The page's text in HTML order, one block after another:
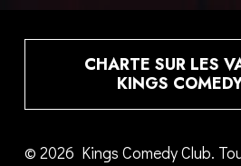
© 2026 Kings Comedy Club.
CHARTE SUR LES
KINGS